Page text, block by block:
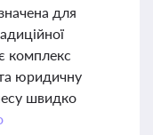
для
комплекс
та юридичну
швидко